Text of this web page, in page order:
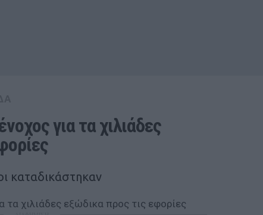
για τα χιλιάδες
καταδικάστηκαν